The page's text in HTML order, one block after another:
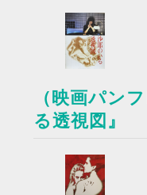
（映画パン
る透視図』